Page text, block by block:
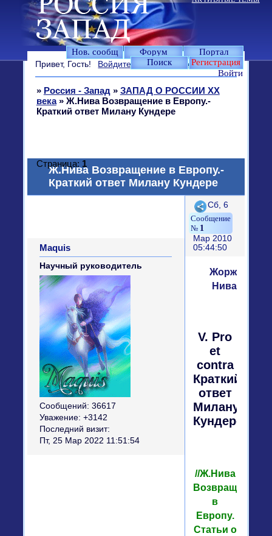
Нов. сообщ Форум
Портал
Поиск
Регистрация
Войти
Привет, Гость! Войдите илизарегистрируйтесь.
» Россия - Запад » ЗАПАД О РОССИИ XX
века » Ж.Нива Возвращение в Европу.-
Краткий ответ Милану Кундере
Ж.Нива Возвращение в Европу.-
Краткий ответ Милану Кундере
Страница: 1
Поделиться
1
Сб, 6
Мар 2010
05:44:50
Maquis
Научный руководитель
Сообщений: 36617
Уважение: +3142
Последний визит:
Пт, 25 Мар 2022 11:51:54
Жорж
Нива
V. Pro
et
contra
Краткий
ответ
Милану
Кундере
//Ж.Нива
Возвращение
в
Европу.
Статьи о